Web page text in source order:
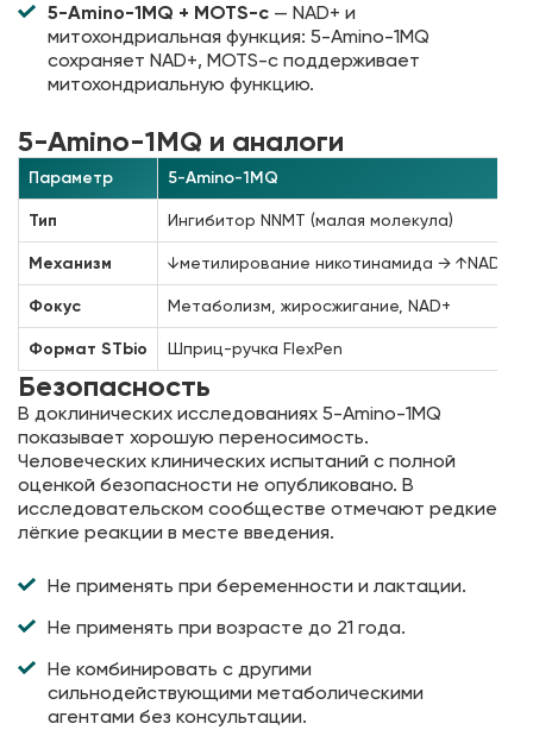
5-Amino-1MQ + MOTS-c — NAD+ и
митохондриальная функция: 5-Amino-1MQ
сохраняет NAD+, MOTS-c поддерживает
митохондриальную функцию.
5-Amino-1MQ и аналоги
Параметр 5-Amino-1MQ
Тип Ингибитор NNMT (малая молекула)
Механизм ↓метилирование никотинамида → ↑NAD+
Фокус Метаболизм, жиросжигание, NAD+
Формат STbio Шприц-ручка FlexPen
Безопасность
В доклинических исследованиях 5-Amino-1MQ
показывает хорошую переносимость.
Человеческих клинических испытаний с полной
оценкой безопасности не опубликовано. В
исследовательском сообществе отмечают редкие
лёгкие реакции в месте введения.
Не применять при беременности и лактации.
Не применять при возрасте до 21 года.
Не комбинировать с другими
сильнодействующими метаболическими
агентами без консультации.